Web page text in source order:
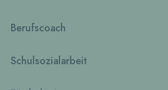
Berufscoach
Schulsozialarbeit